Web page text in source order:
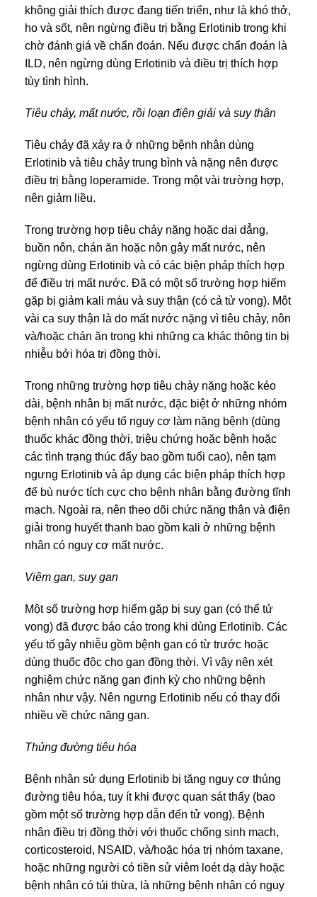
không giải thích được đang tiến triển, như là khó thở,
ho và sốt, nên ngừng điều trị bằng Erlotinib trong khi
chờ đánh giá về chẩn đoán. Nếu được chẩn đoán là
ILD, nên ngừng dùng Erlotinib và điều trị thích hợp
tùy tình hình.
Tiêu chảy, mất nước, rồi loạn điện giải và suy thận
Tiêu chảy đã xảy ra ở những bệnh nhân dùng
Erlotinib và tiêu chảy trung bình và nặng nên được
điều trị bằng loperamide. Trong một vài trường hợp,
nên giảm liều.
Trong trường hợp tiêu chảy nặng hoặc dai dẳng,
buồn nôn, chán ăn hoặc nôn gây mất nước, nên
ngừng dùng Erlotinib và có các biện pháp thích hợp
để điều trị mất nước. Đã có một số trường hợp hiếm
gặp bị giảm kali máu và suy thận (có cả tử vong). Một
vài ca suy thận là do mất nước nặng vì tiêu chảy, nôn
và/hoặc chán ăn trong khi những ca khác thông tin bị
nhiễu bởi hóa trị đồng thời.
Trong những trường hợp tiêu chảy nặng hoặc kéo
dài, bệnh nhân bị mất nước, đặc biệt ở những nhóm
bệnh nhân có yếu tố nguy cơ làm nặng bệnh (dùng
thuốc khác đồng thời, triệu chứng hoặc bệnh hoặc
các tình trạng thúc đẩy bao gồm tuổi cao), nên tạm
ngưng Erlotinib và áp dụng các biện pháp thích hợp
để bù nước tích cực cho bệnh nhân bằng đường tĩnh
mạch. Ngoài ra, nên theo dõi chức năng thận và điện
giải trong huyết thanh bao gồm kali ở những bệnh
nhân có nguy cơ mất nước.
Viêm gan, suy gan
Một số trường hợp hiếm gặp bị suy gan (có thể tử
vong) đã được báo cáo trong khi dùng Erlotinib. Các
yếu tố gây nhiễu gồm bệnh gan có từ trước hoặc
dùng thuốc độc cho gan đồng thời. Vì vậy nên xét
nghiệm chức năng gan định kỳ cho những bệnh
nhân như vậy. Nên ngưng Erlotinib nếu có thay đổi
nhiều về chức năng gan.
Thủng đường tiêu hóa
Bệnh nhân sử dụng Erlotinib bị tăng nguy cơ thủng
đường tiêu hóa, tuy ít khi được quan sát thấy (bao
gồm một số trường hợp dẫn đến tử vong). Bệnh
nhân điều trị đồng thời với thuốc chống sinh mạch,
corticosteroid, NSAID, và/hoặc hóa trị nhóm taxane,
hoặc những người có tiền sử viêm loét dạ dày hoặc
bệnh nhân có túi thừa, là những bệnh nhân có nguy